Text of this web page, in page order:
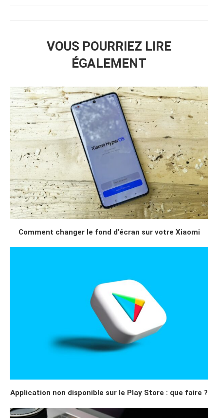
VOUS POURRIEZ LIRE
ÉGALEMENT
Comment changer le fond d’écran sur votre Xiaomi
Application non disponible sur le Play Store : que faire ?